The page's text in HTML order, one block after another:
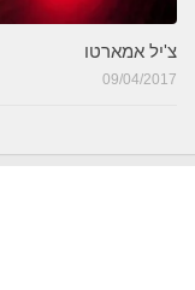
צ'יל אמארטו
09/04/2017